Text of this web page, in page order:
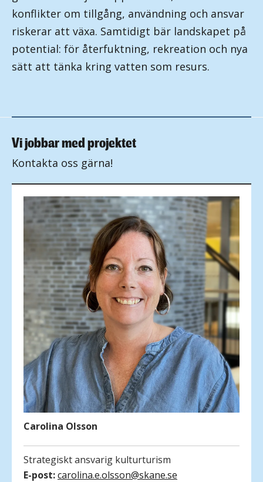
konflikter om tillgång, användning och ansvar
riskerar att växa. Samtidigt bär landskapet på
potential: för återfuktning, rekreation och nya
sätt att tänka kring vatten som resurs.
Vi jobbar med projektet
Kontakta oss gärna!
Carolina Olsson
Strategiskt ansvarig kulturturism
E-post:carolina.e.olsson@skane.se